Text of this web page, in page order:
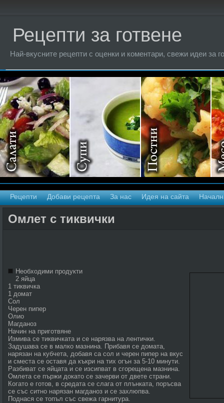
Рецепти за готвене
Най-вкусните рецепти с оценки и коментари, свежи идеи за
Рецепти Добави рецепта За нас Идея на сайта
Омлет с тиквички
Необходими продукти
2 яйца
1 тиквичка
1 домат
Сол
Черен пипер
Олио
Магданоз
Начин на приготвяне
Измива се тиквичката и се нарязва на лентички.
Задушава се в малко мазнина. Прибавя се домата,
нарязан на кубчета, добавя са сол и черен пипер на вкус
и сместа се оставя да къкри на тих огън за 5-10 минути.
Разбиват се яйцата и се изсипват в сгорещена мазнина.
Омлета се пържи докато се зачерви от двете страни.
Когато е готов, в средата се слага от плънката, поръсва
се със ситно нарязан магданоз и се захлюпва.
Поднася се топъл със свежа гарнитура.